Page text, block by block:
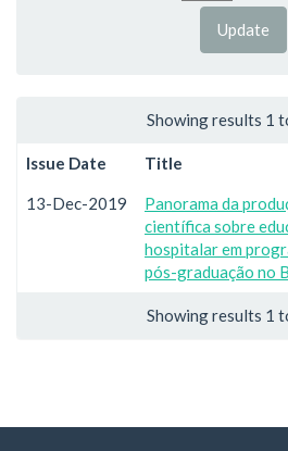
Showing results 1
Issue Date Title
13-Dec-2019
Panorama da
científica sobre
hospitalar em
pós-graduação no
Showing results 1